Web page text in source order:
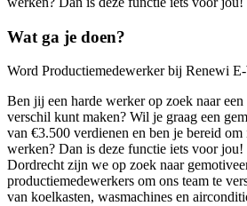
Wat ga je doen?
Word Productiemedewerker bij Renewi
Ben jij een harde werker op zoek naar
verschil kunt maken? Wil je graag een
van €3.500 verdienen en ben je bereid om
werken? Dan is deze functie iets voor
Dordrecht zijn we op zoek naar
productiemedewerkers om ons team te
van koelkasten, wasmachines en